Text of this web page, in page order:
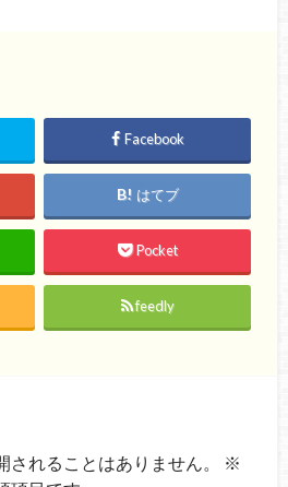
Facebook
はてブ
Pocket
feedly
されることはありません。
※